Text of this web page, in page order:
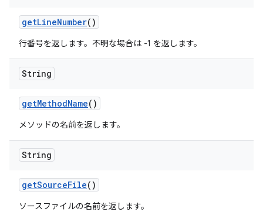
getLineNumber()
行番号を返します。不明な場合は -1 を返します。
String
getMethodName()
メソッドの名前を返します。
String
getSourceFile()
ソースファイルの名前を返します。